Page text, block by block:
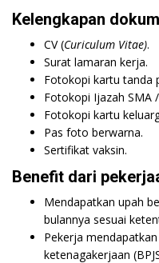
Kelengkapan
CV (Curiculum Vitae).
Surat lamaran kerja.
Fotokopi kartu tanda
Fotokopi Ijazah SMA
Fotokopi kartu
Pas foto berwarna.
Sertifikat vaksin.
Benefit dari
Mendapatkan upah
bulannya sesuai
Pekerja
ketenagakerjaan